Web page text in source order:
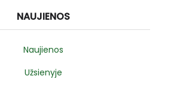
NAUJIENOS
Naujienos
Užsienyje